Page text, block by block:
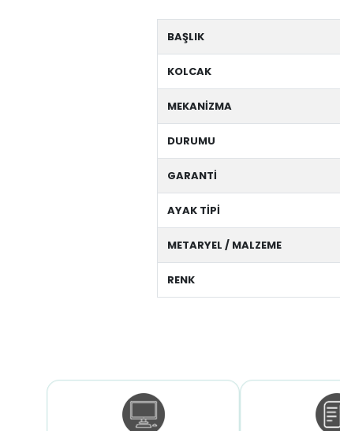
BAŞLIK
KOLCAK
MEKANİZMA
DURUMU
GARANTİ
AYAK TİPİ
METARYEL / MALZEME
RENK